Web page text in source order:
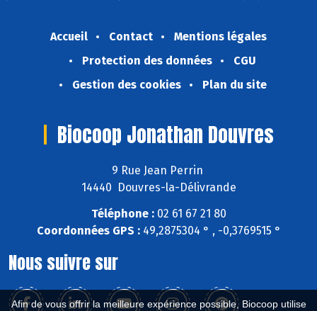
Afin de vous offrir la meilleure expérience possible, Biocoop utilise
Accueil Contact
Mentions légales
Protection des données
CGU
Gestion des cookies
Plan du site
Biocoop Jonathan Douvres
9 Rue Jean Perrin
14440 Douvres-la-Délivrande
Téléphone :02 61 67 21 80
Coordonnées GPS :49,2875304 ° , -0,3769515 °
Nous suivre sur